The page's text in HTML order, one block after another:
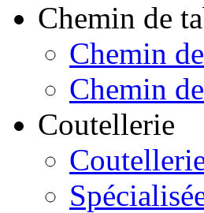
Chemin de
Chemin
Chemin
Coutellerie